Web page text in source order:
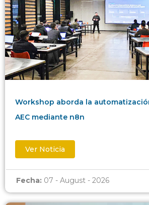
Workshop aborda la
AEC mediante n8n
Ver Noticia
Fecha: 07 - August - 2026